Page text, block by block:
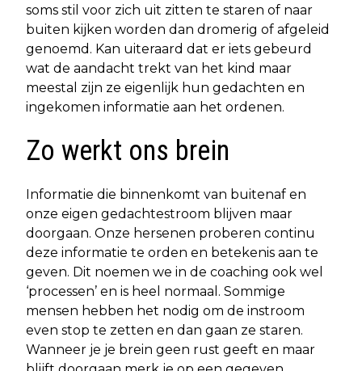
soms stil voor zich uit zitten te staren of naar
buiten kijken worden dan dromerig of afgeleid
genoemd. Kan uiteraard dat er iets gebeurd
wat de aandacht trekt van het kind maar
meestal zijn ze eigenlijk hun gedachten en
ingekomen informatie aan het ordenen.
Zo werkt ons brein
Informatie die binnenkomt van buitenaf en
onze eigen gedachtestroom blijven maar
doorgaan. Onze hersenen proberen continu
deze informatie te orden en betekenis aan te
geven. Dit noemen we in de coaching ook wel
‘processen’ en is heel normaal. Sommige
mensen hebben het nodig om de instroom
even stop te zetten en dan gaan ze staren.
Wanneer je je brein geen rust geeft en maar